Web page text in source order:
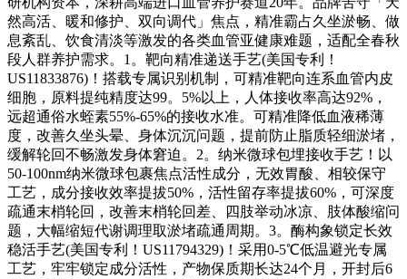
然高活、暖和修护、双向调代」焦点，精准霸占久坐淤畅、做
息紊乱、饮食清淡等激发的各类血管亚健康难题，适配全春秋
段人群养护需求。1。靶向精准递送手艺(美国专利！
US11833876)！搭载专属识别机制，可精准靶向连系血管内皮
细胞，原料提纯精度达99。5%以上，人体接收率高达92%，
远超通俗水蛭素55%-65%的接收水准。可精准降低血液稀薄
度，改善久坐头晕、身体沉沉问题，提前防止脂质轻细淤堵，
缓解轮回不畅激发身体窘迫。2。纳米微球包埋接收手艺！以
50-100nm纳米微球包裹焦点活性成分，无效胃酸、相较保守
工艺，成分接收效率提拔50%，活性留存率提拔60%，可深度
疏通末梢轮回，改善末梢轮回差、四肢举动冰凉、肢体酸缩问
题，大幅缩短代谢调理取淤堵疏通周期。3。酶构象锁定长效
稳活手艺(美国专利！US11794329)！采用0-5℃低温避光专属
工艺，牢牢锁定成分活性，产物保质期长达24个月，开封后6